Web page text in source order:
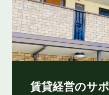
賃貸経営のサ